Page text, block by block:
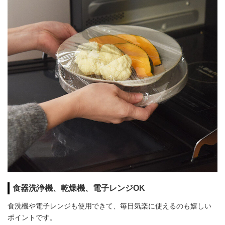
食器洗浄機、乾燥機、電子レンジOK
食洗機や電子レンジも使用できて、毎日気楽に使えるのも嬉しい
ポイントです。